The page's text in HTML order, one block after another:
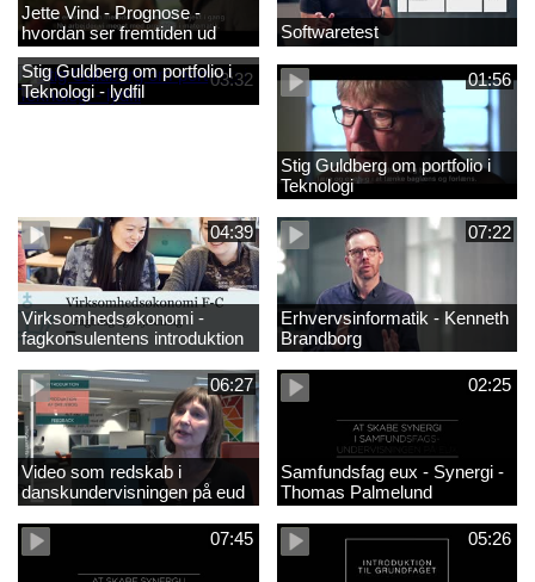
Jette Vind - Prognose -
hvordan ser fremtiden ud
Softwaretest
03:32
Stig Guldberg om portfolio i
Teknologi - lydfil
01:56
Stig Guldberg om portfolio i
Teknologi
04:39
Virksomhedsøkonomi -
fagkonsulentens introduktion
til faget 2
07:22
Erhvervsinformatik - Kenneth
Brandborg
06:27
Video som redskab i
danskundervisningen på eud
02:25
Samfundsfag eux - Synergi -
Thomas Palmelund
07:45 05:26